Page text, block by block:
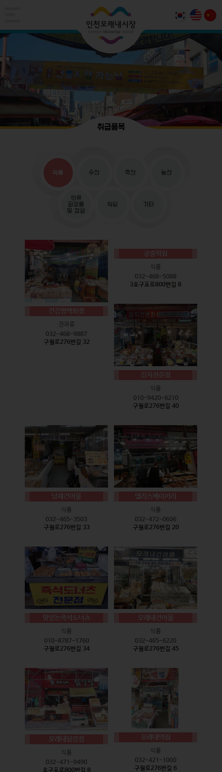
취급품목
식품 수산 축산 농산
의류
화장품
및 잡화
식당 기타
건강짱백화점
견과류
032-468-9887
구월로276번길 32
궁중떡집
식품
032-468-5088
3호구포로800번길 8
김치전문점
식품
010-9420-6210
구월로276번길 40
남해건어물
식품
032-465-3503
구월로276번길 33
델리스베이커리
식품
032-472-0606
구월로276번길 20
맛있는즉석도너츠
식품
010-8787-1760
구월로276번길 34
모래내건어물
식품
032-465-6220
구월로276번길 45
모래내닭강정
식품
032-471-9490
호구포로800번길 8
모래내떡집
식품
032-421-1000
구월로276번길 6